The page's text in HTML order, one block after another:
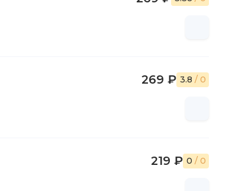
269 ₽ 3.8 / 0
219 ₽ 0 / 0